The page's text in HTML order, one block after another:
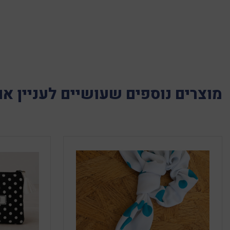
מוצרים נוספים שעושיים לעניין